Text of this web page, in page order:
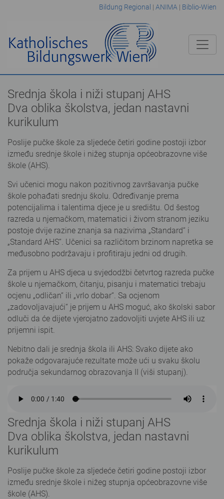
Bildung Regional | ANIMA | Biblio-Wien
Srednja škola i niži stupanj AHS
Dva oblika školstva, jedan nastavni
kurikulum
Poslije pučke škole za sljedeće četiri godine postoji izbor
između srednje škole i nižeg stupnja općeobrazovne više
škole (AHS).
Svi učenici mogu nakon pozitivnog završavanja pučke
škole pohađati srednju školu. Određivanje prema
potencijalima i talentima djece je u središtu. Od šestog
razreda u njemačkom, matematici i živom stranom jeziku
postoje dvije razine znanja sa nazivima „Standard“ i
„Standard AHS“. Učenici sa različitom brzinom napretka se
međusobno podržavaju i profitiraju jedni od drugih.
Za prijem u AHS djeca u svjedodžbi četvrtog razreda pučke
škole u njemačkom, čitanju, pisanju i matematici trebaju
ocjenu „odličan“ ili „vrlo dobar“. Sa ocjenom
„zadovoljavajući“ je prijem u AHS moguć, ako školski sabor
odluči da će dijete vjerojatno zadovoljiti uvjete AHS ili uz
prijemni ispit.
Nebitno dali je srednja škola ili AHS: Svako dijete ako
pokaže odgovarajuće rezultate može ući u svaku školu
područja sekundarnog obrazovanja II (viši stupanj).
Srednja škola i niži stupanj AHS
Dva oblika školstva, jedan nastavni
kurikulum
Poslije pučke škole za sljedeće četiri godine postoji izbor
između srednje škole i nižeg stupnja općeobrazovne više
škole (AHS).